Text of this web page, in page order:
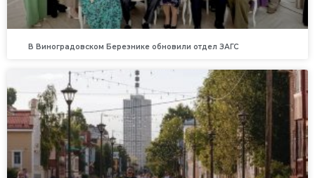
В Виноградовском Березнике обновили отдел ЗАГС